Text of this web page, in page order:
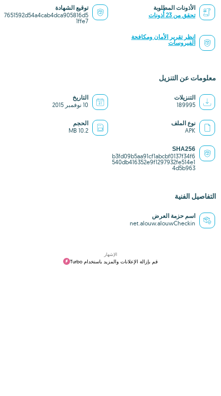
الأذونات المطلوبة
تحقق من 23 أُذونات
توقيع الشهادة
7651592d54a4cab4dca905816d5
1ffe7
انظر تقرير الأمان ومكافحة
الفيروسات
معلومات عن التنزيل
التنزيلات
189995
التاريخ
10 نوفمبر 2015
نوع الملف
APK
الحجم
10.2 MB
SHA256
b3fd09b5aa91cf1abcbf0137f34f6
540db416352e9f1297932fe514e1
4d5b963
التفاصيل الفنية
اسم حزمة العرض
net.alouw.alouwCheckin
الإشهار
قم بإزالة الإعلانات والمزيد باستخدام Turbo